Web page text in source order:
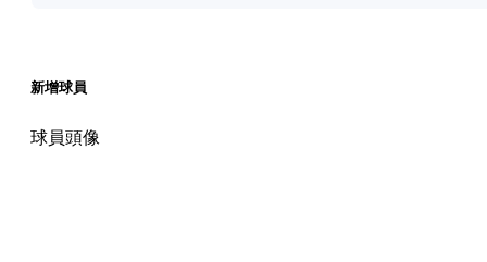
新增球員
球員頭像